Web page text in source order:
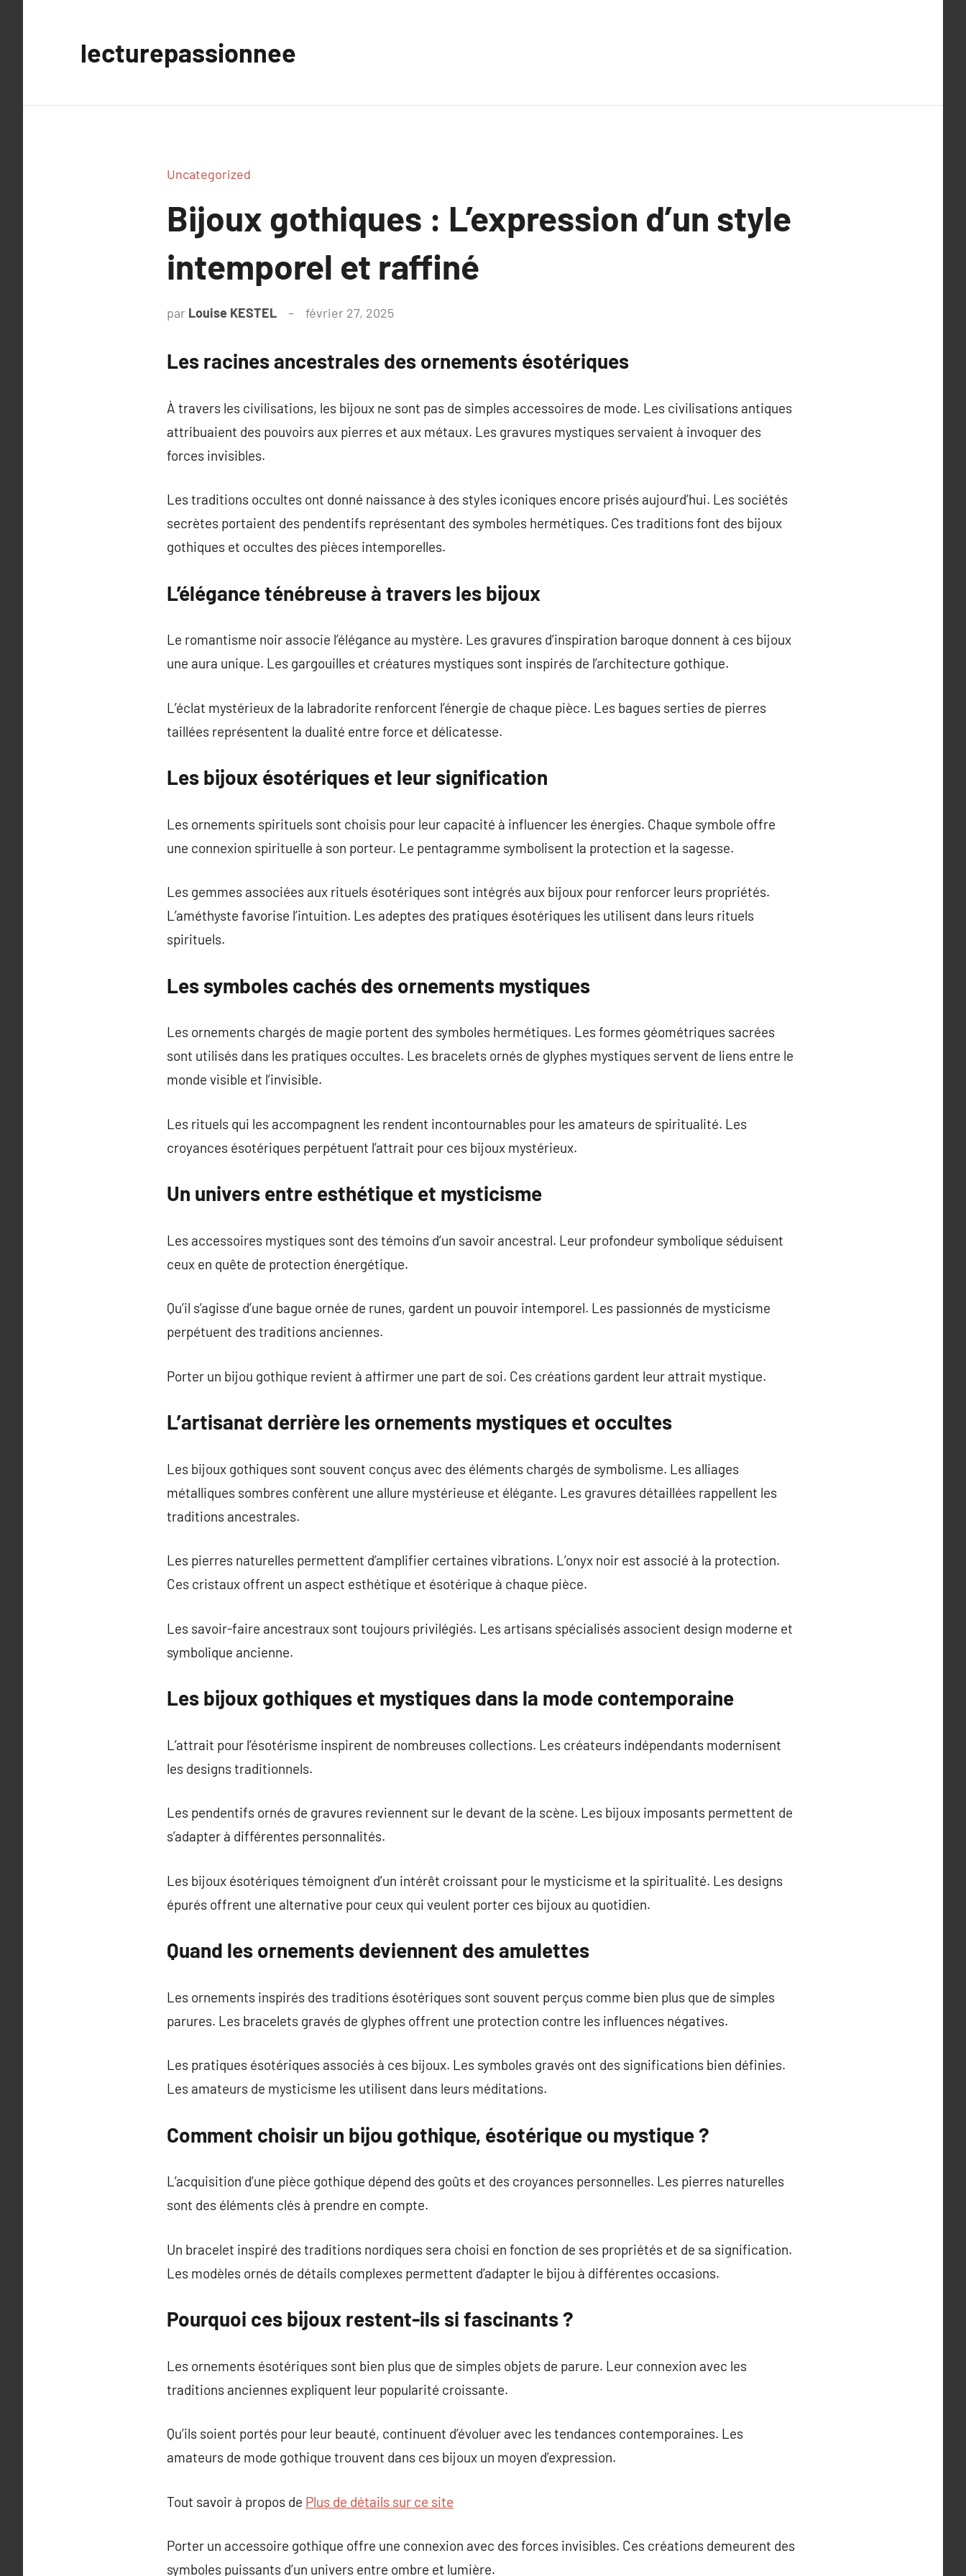
lecturepassionnee
Uncategorized
Bijoux gothiques : L’expression d’un style
intemporel et raffiné
par Louise KESTEL février 27, 2025
Les racines ancestrales des ornements ésotériques
À travers les civilisations, les bijoux ne sont pas de simples accessoires de mode. Les civilisations antiques
attribuaient des pouvoirs aux pierres et aux métaux. Les gravures mystiques servaient à invoquer des
forces invisibles.
Les traditions occultes ont donné naissance à des styles iconiques encore prisés aujourd’hui. Les sociétés
secrètes portaient des pendentifs représentant des symboles hermétiques. Ces traditions font des bijoux
gothiques et occultes des pièces intemporelles.
L’élégance ténébreuse à travers les bijoux
Le romantisme noir associe l’élégance au mystère. Les gravures d’inspiration baroque donnent à ces bijoux
une aura unique. Les gargouilles et créatures mystiques sont inspirés de l’architecture gothique.
L’éclat mystérieux de la labradorite renforcent l’énergie de chaque pièce. Les bagues serties de pierres
taillées représentent la dualité entre force et délicatesse.
Les bijoux ésotériques et leur signification
Les ornements spirituels sont choisis pour leur capacité à influencer les énergies. Chaque symbole offre
une connexion spirituelle à son porteur. Le pentagramme symbolisent la protection et la sagesse.
Les gemmes associées aux rituels ésotériques sont intégrés aux bijoux pour renforcer leurs propriétés.
L’améthyste favorise l’intuition. Les adeptes des pratiques ésotériques les utilisent dans leurs rituels
spirituels.
Les symboles cachés des ornements mystiques
Les ornements chargés de magie portent des symboles hermétiques. Les formes géométriques sacrées
sont utilisés dans les pratiques occultes. Les bracelets ornés de glyphes mystiques servent de liens entre le
monde visible et l’invisible.
Les rituels qui les accompagnent les rendent incontournables pour les amateurs de spiritualité. Les
croyances ésotériques perpétuent l’attrait pour ces bijoux mystérieux.
Un univers entre esthétique et mysticisme
Les accessoires mystiques sont des témoins d’un savoir ancestral. Leur profondeur symbolique séduisent
ceux en quête de protection énergétique.
Qu’il s’agisse d’une bague ornée de runes, gardent un pouvoir intemporel. Les passionnés de mysticisme
perpétuent des traditions anciennes.
Porter un bijou gothique revient à affirmer une part de soi. Ces créations gardent leur attrait mystique.
L’artisanat derrière les ornements mystiques et occultes
Les bijoux gothiques sont souvent conçus avec des éléments chargés de symbolisme. Les alliages
métalliques sombres confèrent une allure mystérieuse et élégante. Les gravures détaillées rappellent les
traditions ancestrales.
Les pierres naturelles permettent d’amplifier certaines vibrations. L’onyx noir est associé à la protection.
Ces cristaux offrent un aspect esthétique et ésotérique à chaque pièce.
Les savoir-faire ancestraux sont toujours privilégiés. Les artisans spécialisés associent design moderne et
symbolique ancienne.
Les bijoux gothiques et mystiques dans la mode contemporaine
L’attrait pour l’ésotérisme inspirent de nombreuses collections. Les créateurs indépendants modernisent
les designs traditionnels.
Les pendentifs ornés de gravures reviennent sur le devant de la scène. Les bijoux imposants permettent de
s’adapter à différentes personnalités.
Les bijoux ésotériques témoignent d’un intérêt croissant pour le mysticisme et la spiritualité. Les designs
épurés offrent une alternative pour ceux qui veulent porter ces bijoux au quotidien.
Quand les ornements deviennent des amulettes
Les ornements inspirés des traditions ésotériques sont souvent perçus comme bien plus que de simples
parures. Les bracelets gravés de glyphes offrent une protection contre les influences négatives.
Les pratiques ésotériques associés à ces bijoux. Les symboles gravés ont des significations bien définies.
Les amateurs de mysticisme les utilisent dans leurs méditations.
Comment choisir un bijou gothique, ésotérique ou mystique ?
L’acquisition d’une pièce gothique dépend des goûts et des croyances personnelles. Les pierres naturelles
sont des éléments clés à prendre en compte.
Un bracelet inspiré des traditions nordiques sera choisi en fonction de ses propriétés et de sa signification.
Les modèles ornés de détails complexes permettent d’adapter le bijou à différentes occasions.
Pourquoi ces bijoux restent-ils si fascinants ?
Les ornements ésotériques sont bien plus que de simples objets de parure. Leur connexion avec les
traditions anciennes expliquent leur popularité croissante.
Qu’ils soient portés pour leur beauté, continuent d’évoluer avec les tendances contemporaines. Les
amateurs de mode gothique trouvent dans ces bijoux un moyen d’expression.
Tout savoir à propos de Plus de détails sur ce site
Porter un accessoire gothique offre une connexion avec des forces invisibles. Ces créations demeurent des
symboles puissants d’un univers entre ombre et lumière.